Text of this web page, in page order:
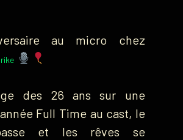
au micro chez
des 26 ans sur une
Full Time au cast, le
et les rêves se